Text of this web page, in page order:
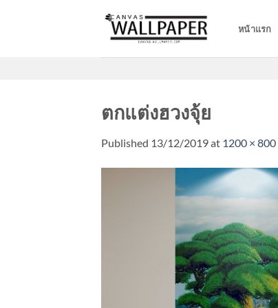
หน้าแรก
ตกแต่งฮวงจุ้ย
Published 13/12/2019at 1200 × 800